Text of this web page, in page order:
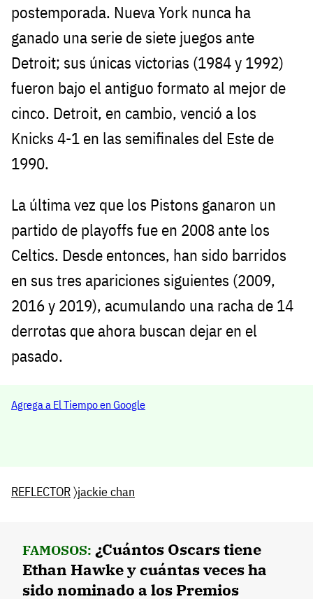
postemporada. Nueva York nunca ha
ganado una serie de siete juegos ante
Detroit; sus únicas victorias (1984 y 1992)
fueron bajo el antiguo formato al mejor de
cinco. Detroit, en cambio, venció a los
Knicks 4-1 en las semifinales del Este de
1990.
La última vez que los Pistons ganaron un
partido de playoffs fue en 2008 ante los
Celtics. Desde entonces, han sido barridos
en sus tres apariciones siguientes (2009,
2016 y 2019), acumulando una racha de 14
derrotas que ahora buscan dejar en el
pasado.
Agrega a El Tiempo en Google
REFLECTOR〉jackie chan
FAMOSOS: ¿Cuántos Oscars tiene
Ethan Hawke y cuántas veces ha
sido nominado a los Premios